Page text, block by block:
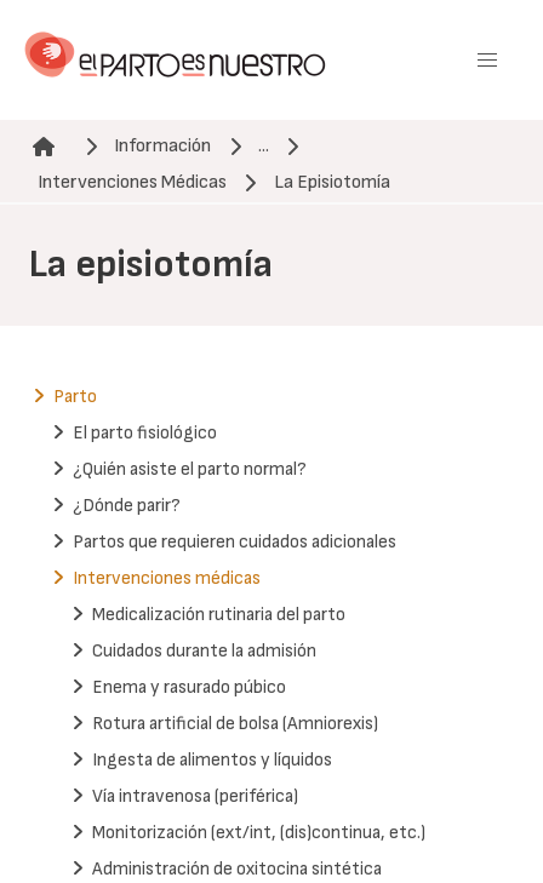
contenido
Ruta de navegación
Información
...
Intervenciones Médicas
La Episiotomía
La episiotomía
Parto
El parto fisiológico
¿Quién asiste el parto normal?
¿Dónde parir?
Partos que requieren cuidados adicionales
Intervenciones médicas
Medicalización rutinaria del parto
Cuidados durante la admisión
Enema y rasurado púbico
Rotura artificial de bolsa (Amniorexis)
Ingesta de alimentos y líquidos
Vía intravenosa (periférica)
Monitorización (ext/int, (dis)continua, etc.)
Administración de oxitocina sintética